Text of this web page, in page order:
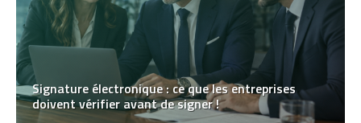
Signature électronique : ce que les entreprises
doivent vérifier avant de signer !